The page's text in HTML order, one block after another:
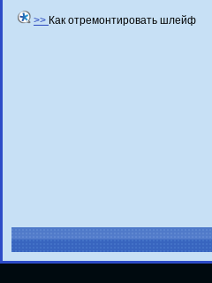
>> Как отремонтировать шлейф